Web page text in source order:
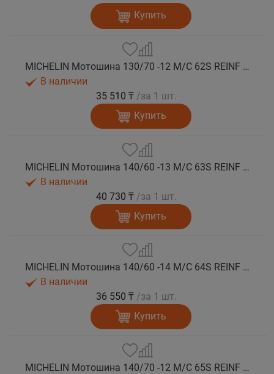
Купить
MICHELIN Мотошина 130/70 -12 M/C 62S REINF CITY GRIP 2 F/R TL
В наличии
35 510 ₸ /за 1 шт.
Купить
MICHELIN Мотошина 140/60 -13 M/C 63S REINF CITY GRIP 2 R TL
В наличии
40 730 ₸ /за 1 шт.
Купить
MICHELIN Мотошина 140/60 -14 M/C 64S REINF CITY GRIP 2 PG R TL
В наличии
36 550 ₸ /за 1 шт.
Купить
MICHELIN Мотошина 140/70 -12 M/C 65S REINF CITY GRIP 2 R TL